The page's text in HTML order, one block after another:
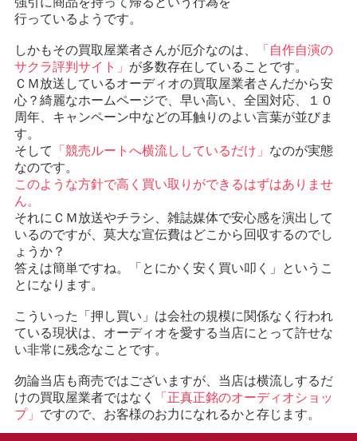
行っているようです。
しかもその買取屋業者さんが厄介なのは、
「自作自演の
サクラ評判サイト」 が多数存在していることです。
ＣＭ放送しているオーディオの買取屋業者さんだから安
心？綺麗なホームページで、早い高い、全国対応、１０
周年、キャンペーン中などの耳触りのよい言葉が並びま
す。
そして
「競売ルートへ横流ししているだけ」 なのが実態
なのです。
このような方針で高く買い取りができるはずはありませ
ん。
それにＣＭ放送やチラシ、雑誌媒体で安心感を演出して
いるのですが、莫大な宣伝費はどこから回収するのでし
ょうか？
答えは簡単ですね。「とにかく安く買い叩く」というこ
とになります。
こういった「押し買い」は会社の規模に関係なく行われ
ている現状は、オーディオを愛する当店にとって許せな
い非常に残念なことです。
勿論当店も商売ではございますが、当店は横流しするだ
けの買取屋業者ではなく
「正真正銘のオーディオショッ
プ」 ですので、お客様のお力になれるかと存じます。